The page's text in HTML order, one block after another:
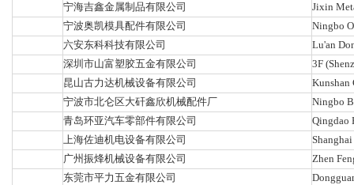
宁海吉鑫金属制品有限公司
Jixin
宁波奥凯模具配件有限公司
Ningbo
六安东科科技有限公司
Lu'an
深圳市山富塑胶五金有限公司
3F
昆山古力达机械设备有限公司
Kunshan
宁波市北仑区大矸鑫欣机械配件厂
Ningbo
青岛环亚汽车零部件有限公司
Qingdao
上海佐迪机电设备有限公司
广州振烽机械设备有限公司
Zhen
东莞市平力五金有限公司